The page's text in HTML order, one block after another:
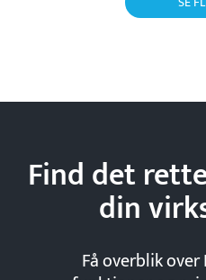
Find det
din
Få overblik